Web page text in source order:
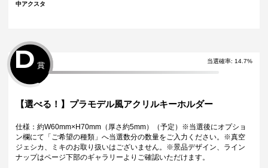
中アクスタ
当選確率: 14.7%
D 賞
【選べる！】プラモデル風アクリルキーホルダー
仕様：約W60mm×H70mm（厚さ約5mm）（予定）※当選後にオプショ
ン欄にて「ご希望の種類」へ当選数分の数量をご入力ください。※真空
ジェシカ、ミキのお取り扱いはございません。※景品デザイン、ライン
ナップはページ下部のギャラリーよりご確認いただけます。